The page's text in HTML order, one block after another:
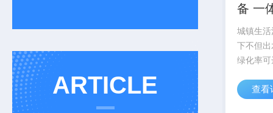
ARTICLE
备 一
备
城镇生
下不但
绿化率
草坪，
查看